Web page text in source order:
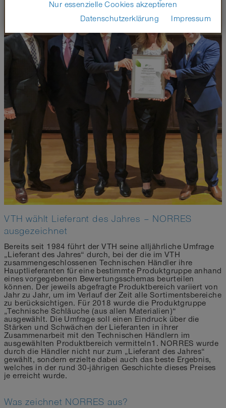
VTH wählt Lieferant des Jahres – NORRES
ausgezeichnet
Bereits seit 1984 führt der VTH seine alljährliche Umfrage
„Lieferant des Jahres“ durch, bei der die im VTH
zusammengeschlossenen Technischen Händler ihre
Hauptlieferanten für eine bestimmte Produktgruppe anhand
eines vorgegebenen Bewertungsschemas beurteilen
können. Der jeweils abgefragte Produktbereich variiert von
Jahr zu Jahr, um im Verlauf der Zeit alle Sortimentsbereiche
zu berücksichtigen. Für 2018 wurde die Produktgruppe
„Technische Schläuche (aus allen Materialien)“
ausgewählt. Die Umfrage soll einen Eindruck über die
Stärken und Schwächen der Lieferanten in ihrer
Zusammenarbeit mit den Technischen Händlern im
ausgewählten Produktbereich vermitteln1. NORRES wurde
durch die Händler nicht nur zum „Lieferant des Jahres“
gewählt, sondern erzielte dabei auch das beste Ergebnis,
welches in der rund 30-jährigen Geschichte dieses Preises
je erreicht wurde.
Was zeichnet NORRES aus?
Nur essenzielle Cookies akzeptieren
Datenschutzerklärung
Impressum